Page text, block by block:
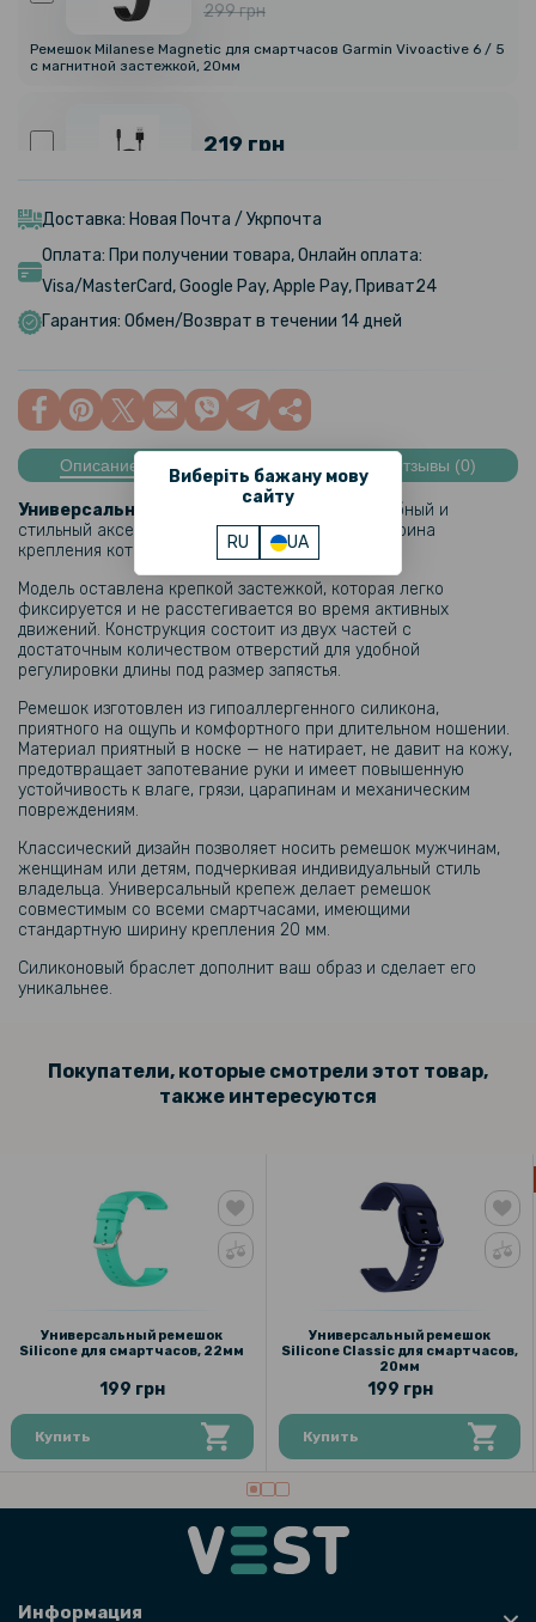
Виберіть бажану мову
сайту
RU UA
299 грн
Ремешок Milanese Magnetic для смартчасов Garmin Vivoactive 6 / 5
с магнитной застежкой, 20мм
219 грн
Band 6 / 6 Pro / 7 / Kid`s Watch 4X / Honor Band 6 / Watch ES, 1м
399 грн
159 грн
199 грн
USB кабель-зарядка для Haylou Solar Lite 1m, Black
103 грн
129 грн
Защитное стекло SoftGlass Full Cover PMMA для смарт-часов
Nothing CMF Watch Pro 2
Доставка: Новая Почта / Укрпочта
Оплата: При получении товара, Онлайн оплата:
Visa/MasterCard, Google Pay, Apple Pay, Приват24
Гарантия: Обмен/Возврат в течении 14 дней
Описание Характеристики Отзывы (0)
Универсальный ремешок Silicone
– это удобный и
стильный аксессуар для вашего смартчаса, ширина
крепления которого
20 мм.
Модель оставлена ​​крепкой застежкой, которая легко
фиксируется и не расстегивается во время активных
движений. Конструкция состоит из двух частей с
достаточным количеством отверстий для удобной
регулировки длины под размер запястья.
Ремешок изготовлен из гипоаллергенного силикона,
приятного на ощупь и комфортного при длительном ношении.
Материал приятный в носке — не натирает, не давит на кожу,
предотвращает запотевание руки и имеет повышенную
устойчивость к влаге, грязи, царапинам и механическим
повреждениям.
Классический дизайн позволяет носить ремешок мужчинам,
женщинам или детям, подчеркивая индивидуальный стиль
владельца. Универсальный крепеж делает ремешок
совместимым со всеми смартчасами, имеющими
стандартную ширину крепления 20 мм.
Силиконовый браслет дополнит ваш образ и сделает его
уникальнее.
Покупатели, которые смотрели этот товар,
также интересуются
Универсальный ремешок
Silicone для смартчасов, 22мм
199 грн
Купить
Универсальный ремешок
Silicone Classic для смартчасов,
20мм
199 грн
Купить
Информация